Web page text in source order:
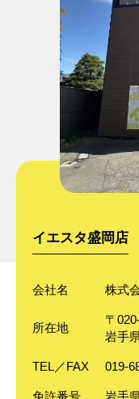
イエスタ盛岡店
会社名 株式
所在地
〒
岩手
TEL／FAX 019-
免許番号 岩手